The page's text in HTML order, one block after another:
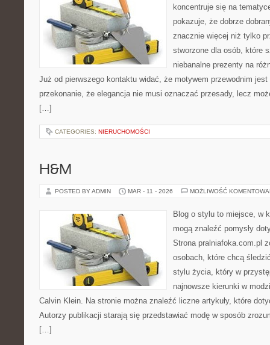
koncentruje się na
pokazuje, że dobrze
znacznie więcej niż tylko
stworzone dla osób, które
niebanalne prezenty na
Już od pierwszego kontaktu widać, że motywem przewodnim
przekonanie, że elegancja nie musi oznaczać przesady, lecz
[…]
CATEGORIES: NIERUCHOMOŚCI
H&M
POSTED BY ADMIN MAR - 11 - 2026 MOŻLIWOŚĆ
Blog o stylu to miejsce, w
mogą znaleźć pomysły
Strona pralniafoka.com.pl
osobach, które chcą
stylu życia, który w
najnowsze kierunki w
Calvin Klein. Na stronie można znaleźć liczne artykuły, które
Autorzy publikacji starają się przedstawiać modę w sposób
[…]